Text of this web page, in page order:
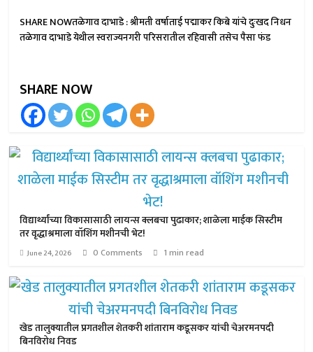
SHARE NOWतळेगाव दाभाडे : श्रीमती वर्षाताई पद्माकर किबे यांचे दुःखद निधन
तळेगाव दाभाडे येथील स्वराज्यनगरी परिसरातील रहिवासी तसेच पैसा फंड
SHARE NOW
विद्यार्थ्यांच्या विकासासाठी लायन्स क्लबचा पुढाकार; शाळेला माईक सिस्टीम
तर वृद्धाश्रमाला वॉशिंग मशीनची भेट!
June 24, 2026 0 Comments 1 min read
खेड तालुक्यातील प्रगतशील शेतकरी शांताराम कडूसकर यांची चेअरमनपदी
बिनविरोध निवड